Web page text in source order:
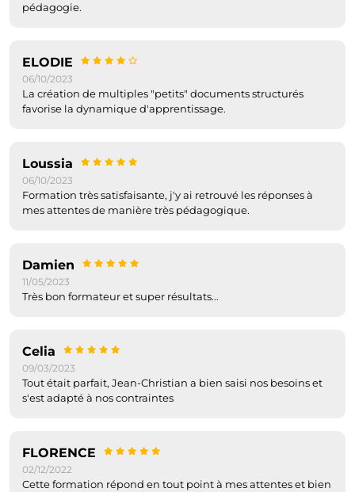
pédagogie.
ELODIE
06/10/2023
La création de multiples "petits" documents structurés
favorise la dynamique d'apprentissage.
Loussia
06/10/2023
Formation très satisfaisante, j'y ai retrouvé les réponses à
mes attentes de manière très pédagogique.
Damien
11/05/2023
Très bon formateur et super résultats...
Celia
09/03/2023
Tout était parfait, Jean-Christian a bien saisi nos besoins et
s'est adapté à nos contraintes
FLORENCE
02/12/2022
Cette formation répond en tout point à mes attentes et bien